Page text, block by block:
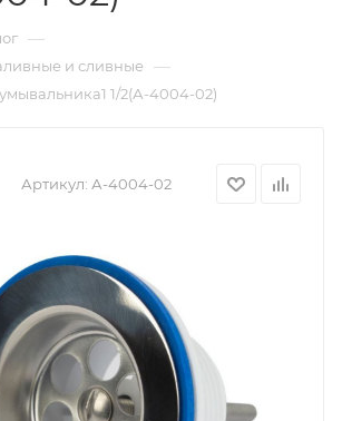
—
и сливные —
1/2(А-4004-02)
Артикул: А-4004-02